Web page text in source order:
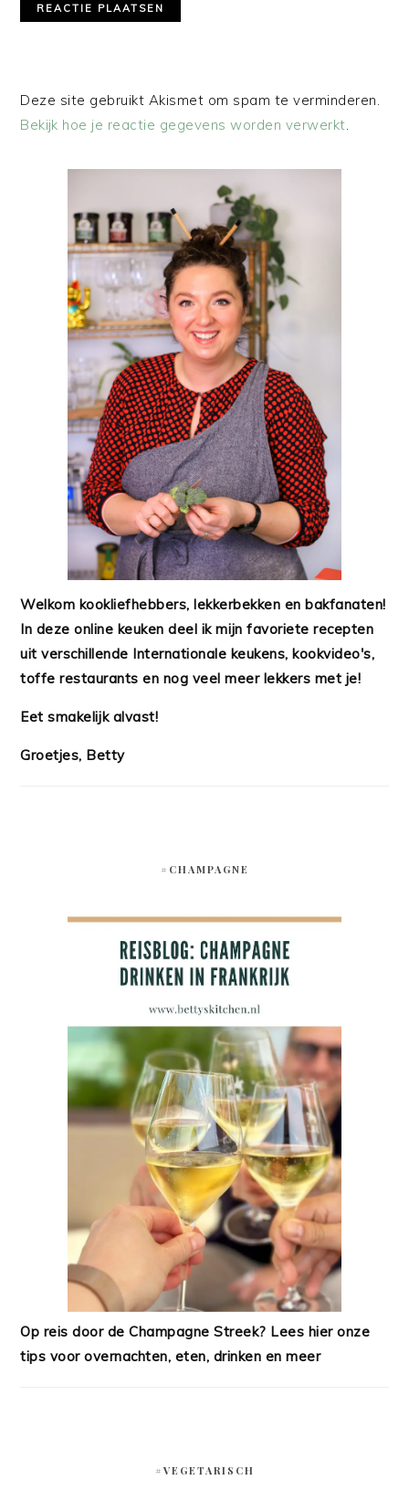
Deze site gebruikt Akismet om spam te verminderen.
Bekijk hoe je reactie gegevens worden verwerkt.
Welkom kookliefhebbers, lekkerbekken en bakfanaten!
In deze online keuken deel ik mijn favoriete recepten
uit verschillende Internationale keukens, kookvideo's,
toffe restaurants en nog veel meer lekkers met je!
Eet smakelijk alvast!
Groetjes, Betty
#CHAMPAGNE
Op reis door de Champagne Streek? Lees hier onze
tips voor overnachten, eten, drinken en meer
#VEGETARISCH